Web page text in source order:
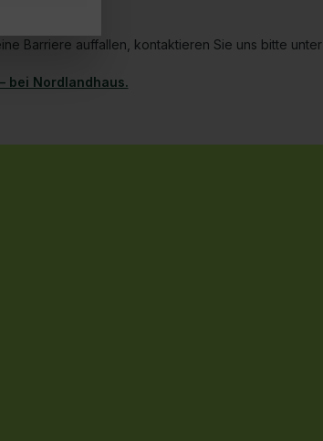
Barriere auffallen, kontaktieren Sie uns bitte unter
bei Nordlandhaus.